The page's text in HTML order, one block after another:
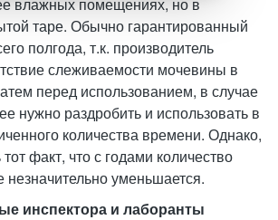
таре. Обычно гарантированный
полгода, т.к. производитель
слеживаемости мочевины в
перед использованием, в случае
нужно раздробить и использовать в
количества времени. Однако,
факт, что с годами количество
незначительно уменьшается.
инспектора и лаборанты